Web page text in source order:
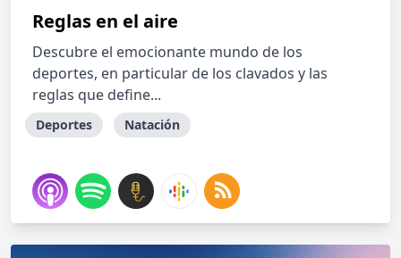
Reglas en el aire
Descubre el emocionante mundo de los
deportes, en particular de los clavados y las
reglas que define...
Deportes Natación